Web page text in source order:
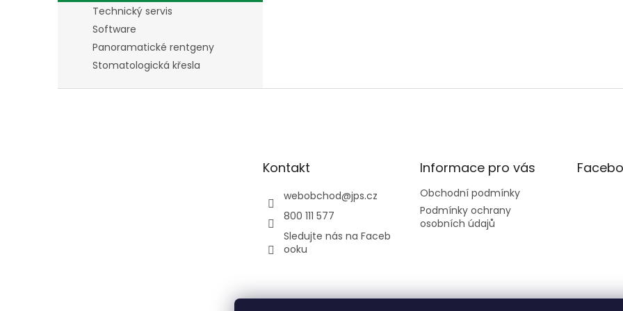
Technický servis
Software
Panoramatické rentgeny
Stomatologická křesla
Kontakt
webobchod@jps.cz
800 111 577
Sledujte nás na Faceb
ooku
Informace pro vás
Obchodní podmínky
Podmínky ochrany
osobních údajů